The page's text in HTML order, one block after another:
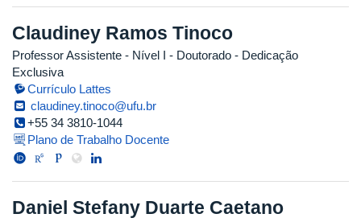
Claudiney Ramos Tinoco
Professor Assistente - Nível I - Doutorado - Dedicação
Exclusiva
Currículo Lattes
claudiney.tinoco@ufu.br
+55 34 3810-1044
Plano de Trabalho Docente
Daniel Stefany Duarte Caetano